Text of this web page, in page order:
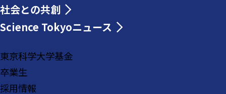
社会との共創
Science Tokyoニュース
東京科学大学基金
卒業生
採用情報